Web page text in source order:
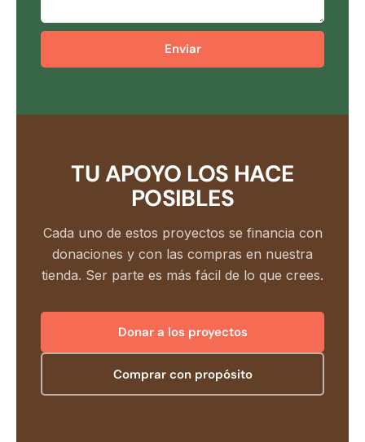
Enviar
TU APOYO LOS HACE
POSIBLES
Cada uno de estos proyectos se financia con
donaciones y con las compras en nuestra
tienda. Ser parte es más fácil de lo que crees.
Donar a los proyectos
Comprar con propósito